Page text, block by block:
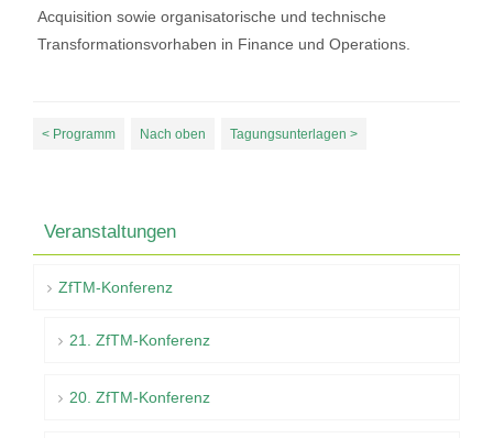
Acquisition sowie organisatorische und technische
Transformationsvorhaben in Finance und Operations.
< Programm Nach oben Tagungsunterlagen >
Veranstaltungen
ZfTM-Konferenz
21. ZfTM-Konferenz
20. ZfTM-Konferenz